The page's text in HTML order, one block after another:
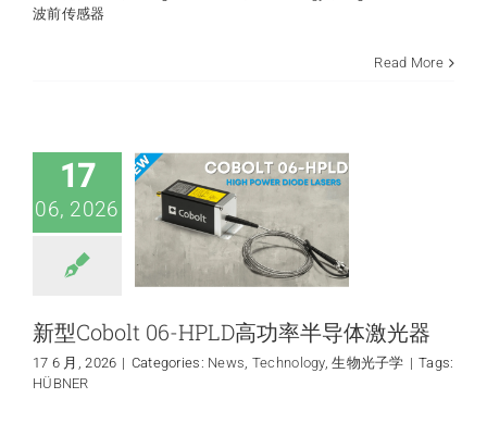
波前传感器
Read More
17
06, 2026
子学
新型Cobolt 06-HPLD高功率半导体激光器
17 6 月, 2026 | Categories: News, Technology,生物光子学 | Tags:
HÜBNER